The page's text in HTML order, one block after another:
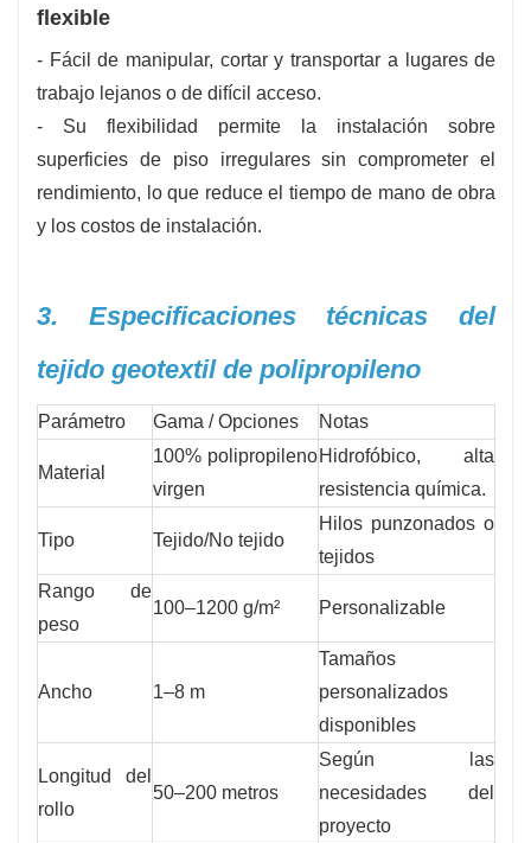
flexible
- Fácil de manipular, cortar y transportar a lugares de
trabajo lejanos o de difícil acceso.
- Su flexibilidad permite la instalación sobre
superficies de piso irregulares sin comprometer el
rendimiento, lo que reduce el tiempo de mano de obra
y los costos de instalación.
3. Especificaciones técnicas del
tejido geotextil de polipropileno
Parámetro Gama / Opciones Notas
Material
100% polipropileno
virgen
Hidrofóbico, alta
resistencia química.
Tipo Tejido/No tejido
Hilos punzonados o
tejidos
Rango de
peso
100–1200 g/m² Personalizable
Ancho 1–8 m
Tamaños
personalizados
disponibles
Longitud del
rollo
50–200 metros
Según las
necesidades del
proyecto